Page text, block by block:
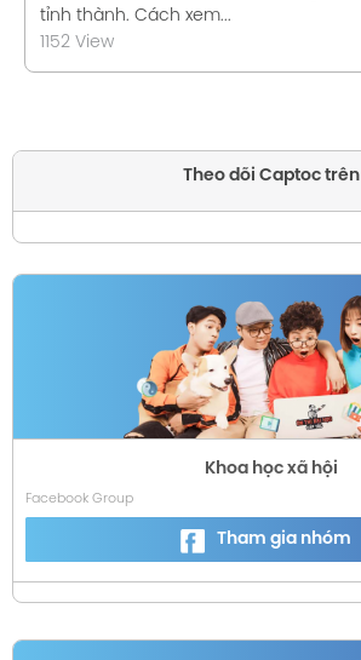
tỉnh thành. Cách xem...
1152 View
Theo dõi Captoc trên
Khoa học xã hội
Facebook Group
Tham gia nhóm